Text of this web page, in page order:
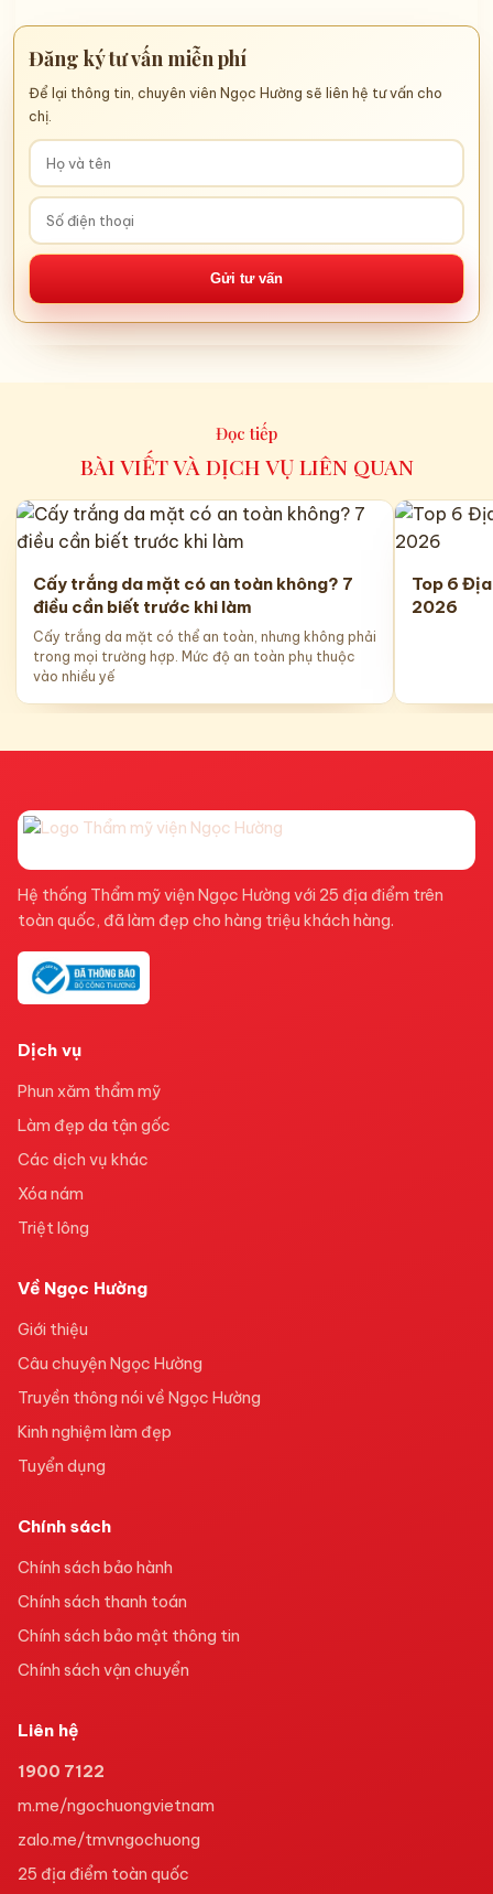
Đăng ký tư vấn miễn phí
Để lại thông tin, chuyên viên Ngọc Hường sẽ liên hệ tư vấn cho
chị.
Gửi tư vấn
Đọc tiếp
BÀI VIẾT VÀ DỊCH VỤ LIÊN QUAN
Cấy trắng da mặt có an toàn không? 7
điều cần biết trước khi làm
Cấy trắng da mặt có thể an toàn, nhưng không phải
trong mọi trường hợp. Mức độ an toàn phụ thuộc
vào nhiều yế
Top 6 Địa
2026
Hệ thống Thẩm mỹ viện Ngọc Hường với 25 địa điểm trên
toàn quốc, đã làm đẹp cho hàng triệu khách hàng.
Dịch vụ
Phun xăm thẩm mỹ
Làm đẹp da tận gốc
Các dịch vụ khác
Xóa nám
Triệt lông
Về Ngọc Hường
Giới thiệu
Câu chuyện Ngọc Hường
Truyền thông nói về Ngọc Hường
Kinh nghiệm làm đẹp
Tuyển dụng
Chính sách
Chính sách bảo hành
Chính sách thanh toán
Chính sách bảo mật thông tin
Chính sách vận chuyển
Liên hệ
1900 7122
m.me/ngochuongvietnam
zalo.me/tmvngochuong
25 địa điểm toàn quốc